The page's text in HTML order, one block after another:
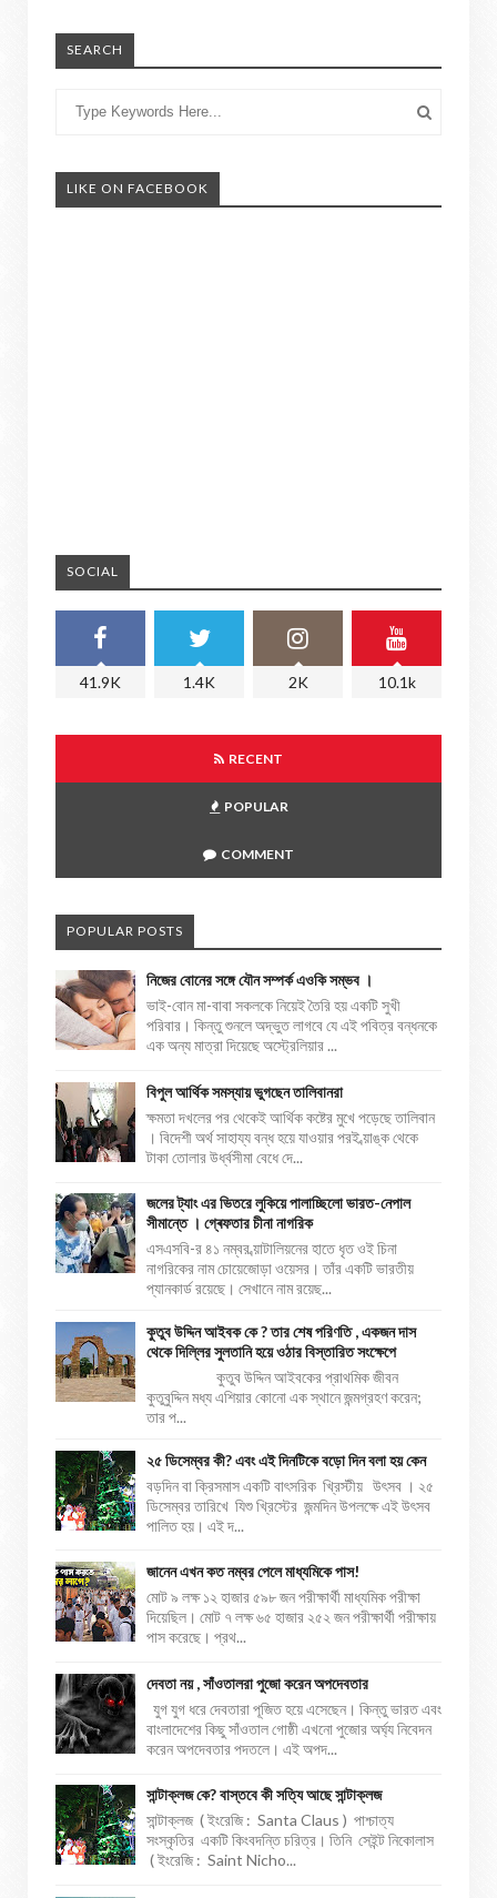
SEARCH
LIKE ON FACEBOOK
SOCIAL
41.9K 1.4K 2K 10.1k
RECENT
POPULAR
COMMENT
POPULAR POSTS
নিজের বোনের সঙ্গে যৌন সম্পর্ক এওকি সম্ভব ।
ভাই-বোন মা-বাবা সকলকে নিয়েই তৈরি হয় একটি সুখী
পরিবার। কিন্তু শুনলে অদ্ভুত লাগবে যে এই পবিত্র বন্ধনকে
এক অন্য মাত্রা দিয়েছে অস্ট্রেলিয়ার ...
বিপুল আর্থিক সমস্যায় ভুগছেন তালিবানরা
ক্ষমতা দখলের পর থেকেই আর্থিক কষ্টের মুখে পড়েছে তালিবান
। বিদেশী অর্থ সাহায্য বন্ধ হয়ে যাওয়ার পরই ব্য়াঙ্ক থেকে
টাকা তোলার উর্ধ্বসীমা বেধে দে...
জলের ট্যাং এর ভিতরে লুকিয়ে পালাচ্ছিলো ভারত-নেপাল
সীমান্তে । গ্ৰেফতার চীনা নাগরিক
এসএসবি-র ৪১ নম্বর ব্য়াটালিয়নের হাতে ধৃত ওই চিনা
নাগরিকের নাম চোয়েজোড়া ওয়েসর। তাঁর একটি ভারতীয়
প্যানকার্ড রয়েছে। সেখানে নাম রয়েছ...
কুতুব উদ্দিন আইবক কে ? তার শেষ পরিণতি , একজন দাস
থেকে দিল্লির সুলতানি হয়ে ওঠার বিস্তারিত সংক্ষেপে
কুতুব উদ্দিন আইবকের প্রাথমিক জীবন
কুতুবুদ্দিন মধ্য এশিয়ার কোনো এক স্থানে জন্মগ্রহণ করেন;
তার প...
২৫ ডিসেম্বর কী? এবং এই দিনটিকে বড়ো দিন বলা হয় কেন
বড়দিন বা ক্রিসমাস একটি বাৎসরিক খ্রিস্টীয় উৎসব । ২৫
ডিসেম্বর তারিখে যিশু খ্রিস্টের জন্মদিন উপলক্ষে এই উৎসব
পালিত হয়। এই দ...
জানেন এখন কত নম্বর পেলে মাধ্যমিকে পাস!
মোট ৯ লক্ষ ১২ হাজার ৫৯৮ জন পরীক্ষার্থী মাধ্যমিক পরীক্ষা
দিয়েছিল। মোট ৭ লক্ষ ৬৫ হাজার ২৫২ জন পরীক্ষার্থী পরীক্ষায়
পাস করেছে। প্রথ...
দেবতা নয় , সাঁওতালরা পুজো করেন অপদেবতার
যুগ যুগ ধরে দেবতারা পূজিত হয়ে এসেছেন। কিন্তু ভারত এবং
বাংলাদেশের কিছু সাঁওতাল গোষ্ঠী এখনো পুজোর অর্ঘ্য নিবেদন
করেন অপদেবতার পদতলে। এই অপদ...
সান্টাক্লজ কে? বাস্তবে কী সত্যি আছে সান্টাক্লজ
সান্টাক্লজ ( ইংরেজি : Santa Claus ) পাশ্চাত্য
সংস্কৃতির একটি কিংবদন্তি চরিত্র। তিনি সেইন্ট নিকোলাস
( ইংরেজি : Saint Nicho...